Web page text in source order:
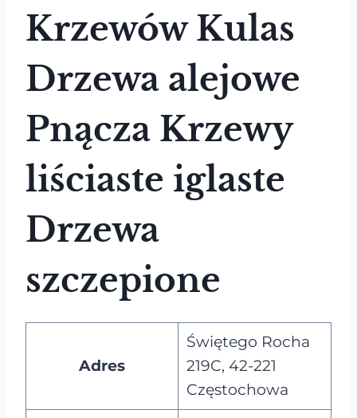
Krzewów Kulas
Drzewa alejowe
Pnącza Krzewy
liściaste iglaste
Drzewa
szczepione
Adres
Świętego Rocha
219C, 42-221
Częstochowa